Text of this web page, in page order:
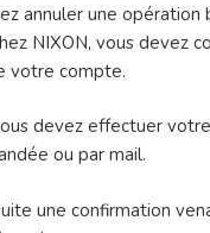
annuler une opération
NIXON, vous devez
votre compte.
devez effectuer
ou par mail.
une confirmation